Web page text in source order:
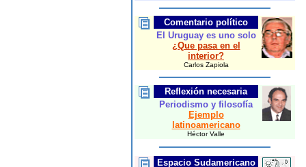
Comentario político
El Uruguay es uno solo
¿Que pasa en el
interior?
Carlos Zapiola
Reflexión necesaria
Periodismo y filosofía
Ejemplo
latinoamericano
Héctor Valle
Espacio Sudamericano